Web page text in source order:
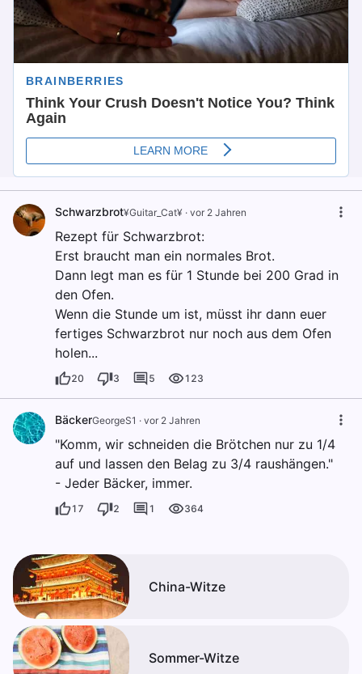
Schwarzbrot¥Guitar_Cat¥ · vor 2 Jahren
Rezept für Schwarzbrot:
Erst braucht man ein normales Brot.
Dann legt man es für 1 Stunde bei 200 Grad in
den Ofen.
Wenn die Stunde um ist, müsst ihr dann euer
fertiges Schwarzbrot nur noch aus dem Ofen
holen...
20 3 5 123
BäckerGeorgeS1 · vor 2 Jahren
"Komm, wir schneiden die Brötchen nur zu 1/4
auf und lassen den Belag zu 3/4 raushängen."
- Jeder Bäcker, immer.
17 2 1 364
China-Witze
Sommer-Witze